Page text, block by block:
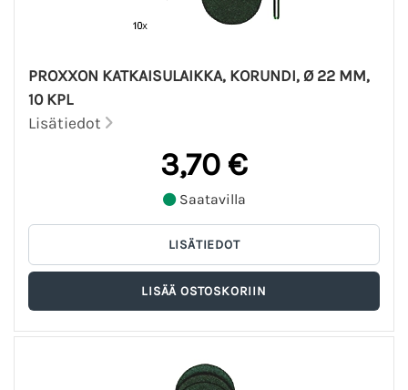
PROXXON KATKAISULAIKKA, KORUNDI, Ø 22 MM,
10 KPL
Lisätiedot
3,70 €
Saatavilla